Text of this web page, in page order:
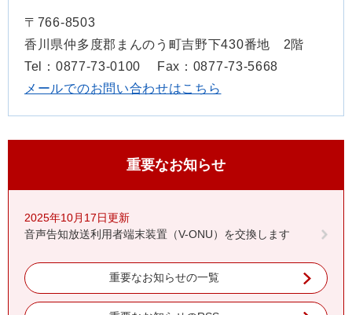
〒766-8503
香川県仲多度郡まんのう町吉野下430番地 2階
Tel：0877-73-0100
Fax：0877-73-5668
メールでのお問い合わせはこちら
重要なお知らせ
2025年10月17日更新
音声告知放送利用者端末装置（V-ONU）を交換します
重要なお知らせの一覧